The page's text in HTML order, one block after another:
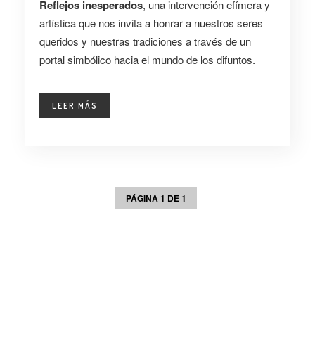
Reflejos inesperados, una intervención efímera y
artística que nos invita a honrar a nuestros seres
queridos y nuestras tradiciones a través de un
portal simbólico hacia el mundo de los difuntos.
LEER MÁS
PÁGINA 1 DE 1